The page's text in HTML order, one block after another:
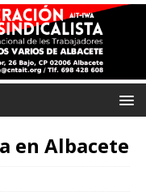
en Albacete